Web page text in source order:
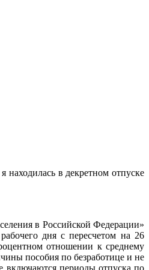
находилась в декретном отпуске
в Российской Федерации»
дня с пересчетом на 26
отношении к среднему
пособия по безработице и не
включаются периоды отпуска по